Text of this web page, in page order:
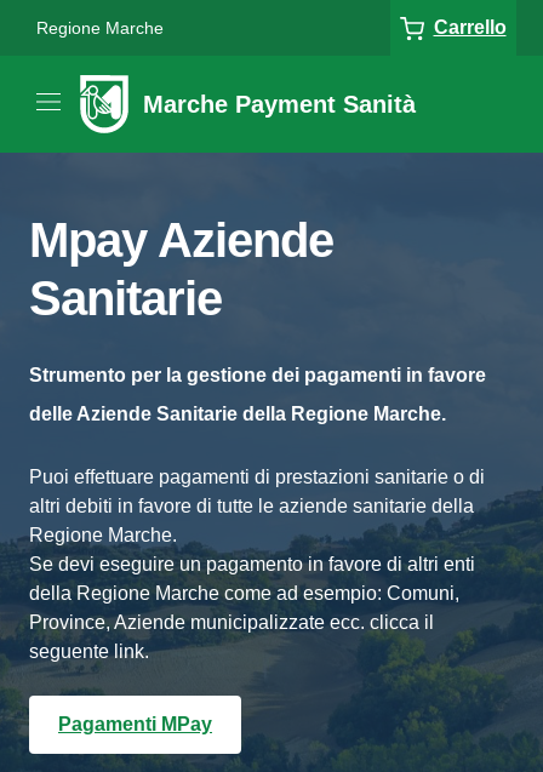
Regione Marche Carrello
Marche Payment Sanità
Mpay Aziende
Sanitarie
Strumento per la gestione dei pagamenti in favore
delle Aziende Sanitarie della Regione Marche.
Puoi effettuare pagamenti di prestazioni sanitarie o di
altri debiti in favore di tutte le aziende sanitarie della
Regione Marche.
Se devi eseguire un pagamento in favore di altri enti
della Regione Marche come ad esempio: Comuni,
Province, Aziende municipalizzate ecc. clicca il
seguente link.
Pagamenti MPay